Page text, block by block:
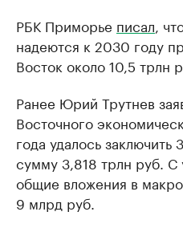
РБК Приморье писал ,
надеются к 2030 году
Восток около 10,5 трлн
Ранее Юрий Трутнев
Восточного
года удалось заключить
сумму 3,818 трлн руб.
общие вложения в
9 млрд руб.